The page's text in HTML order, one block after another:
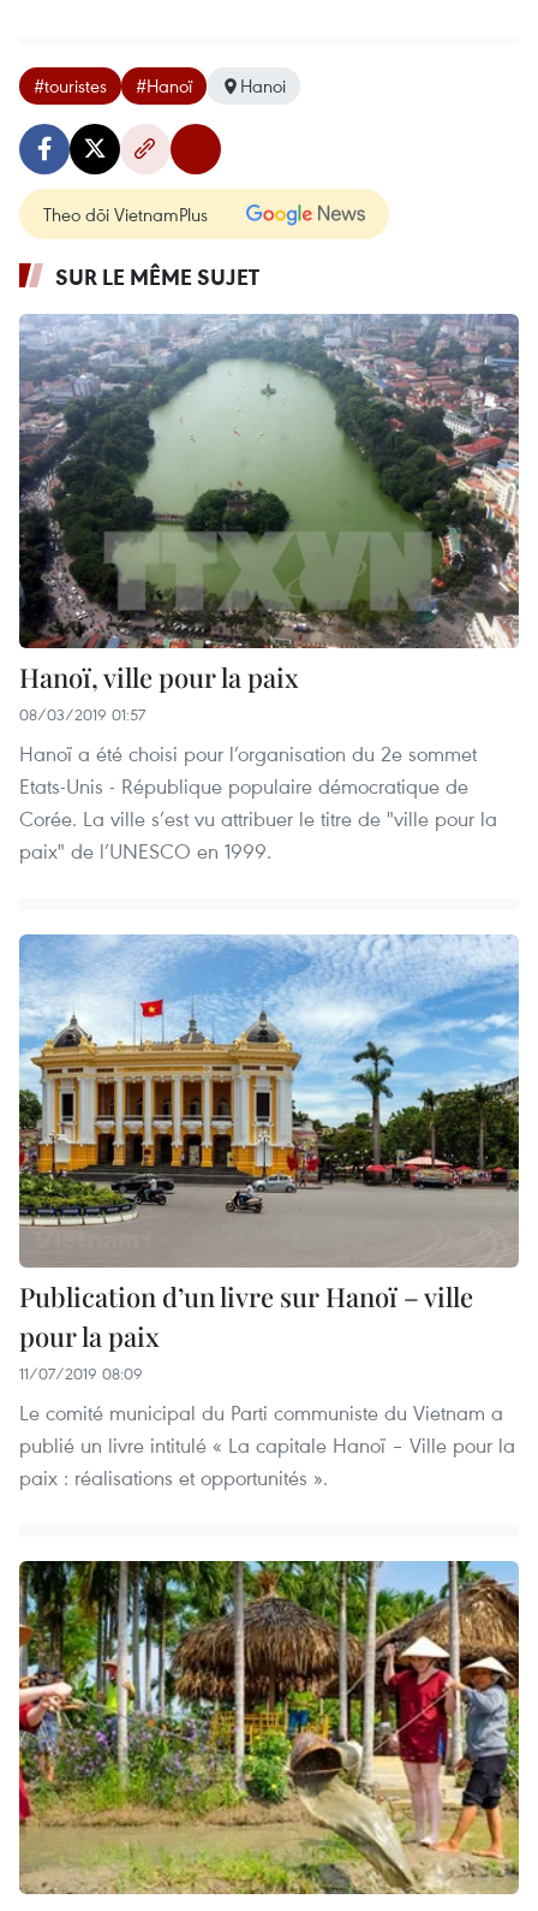
#touristes #Hanoï Hanoi
Theo dõi VietnamPlus
SUR LE MÊME SUJET
Hanoï, ville pour la paix
08/03/2019 01:57
Hanoï a été choisi pour l’organisation du 2e sommet
Etats-Unis - République populaire démocratique de
Corée. La ville s’est vu attribuer le titre de "ville pour la
paix" de l’UNESCO en 1999.
Publication d’un livre sur Hanoï – ville
pour la paix
11/07/2019 08:09
Le comité municipal du Parti communiste du Vietnam a
publié un livre intitulé « La capitale Hanoï – Ville pour la
paix : réalisations et opportunités ».